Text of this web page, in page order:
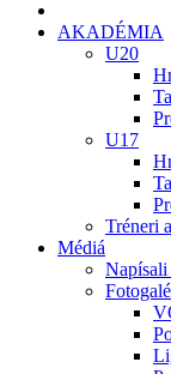
AKADÉMIA
U20
U17
Tréneri
Médiá
Napísali